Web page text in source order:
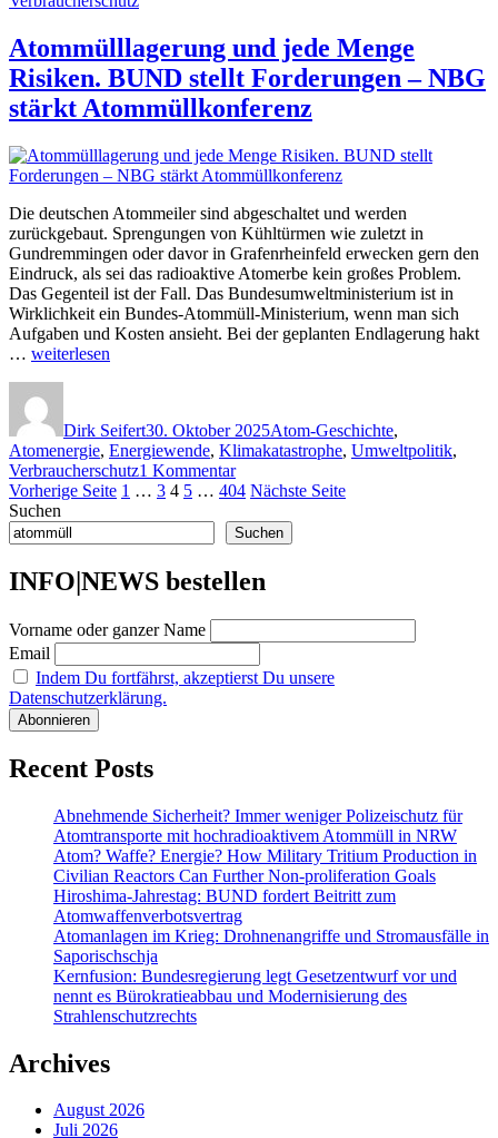
Atommülllagerung und jede Menge
Risiken. BUND stellt Forderungen – NBG
stärkt Atommüllkonferenz
Die deutschen Atommeiler sind abgeschaltet und werden
zurückgebaut. Sprengungen von Kühltürmen wie zuletzt in
Gundremmingen oder davor in Grafenrheinfeld erwecken gern den
Eindruck, als sei das radioaktive Atomerbe kein großes Problem.
Das Gegenteil ist der Fall. Das Bundesumweltministerium ist in
Wirklichkeit ein Bundes-Atommüll-Ministerium, wenn man sich
Aufgaben und Kosten ansieht. Bei der geplanten Endlagerung hakt
… „Atommülllagerung
jede
Menge
Risiken.
BUND
stellt
Forderungen
–
NBG
Atommüllkonferenz“
weiterlesen
Dirk Seifert30. Oktober 2025Atom-Geschichte,
Atomenergie, Energiewende, Klimakatastrophe, Umweltpolitik,
Verbraucherschutz1 Kommentarzu
Atommülllagerung
jede
Menge
Risiken.
BUND
–
NBG
stärkt
Seitennummerierung
der
Beiträge
Vorherige Seite Seite
1 … Seite
3 Seite
4 Seite
5 … Seite
404 Nächste Seite
Suchen
Suchen
INFO|NEWS bestellen
Vorname oder ganzer Name
Email
Indem Du fortfährst, akzeptierst Du unsere
Datenschutzerklärung.
Recent Posts
Abnehmende Sicherheit? Immer weniger Polizeischutz für
Atomtransporte mit hochradioaktivem Atommüll in NRW
Atom? Waffe? Energie? How Military Tritium Production in
Civilian Reactors Can Further Non-proliferation Goals
Hiroshima-Jahrestag: BUND fordert Beitritt zum
Atomwaffenverbotsvertrag
Atomanlagen im Krieg: Drohnenangriffe und Stromausfälle in
Saporischschja
Kernfusion: Bundesregierung legt Gesetzentwurf vor und
nennt es Bürokratieabbau und Modernisierung des
Strahlenschutzrechts
Archives
August 2026
Juli 2026